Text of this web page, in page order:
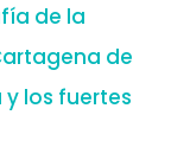
de la
de
y los fuertes